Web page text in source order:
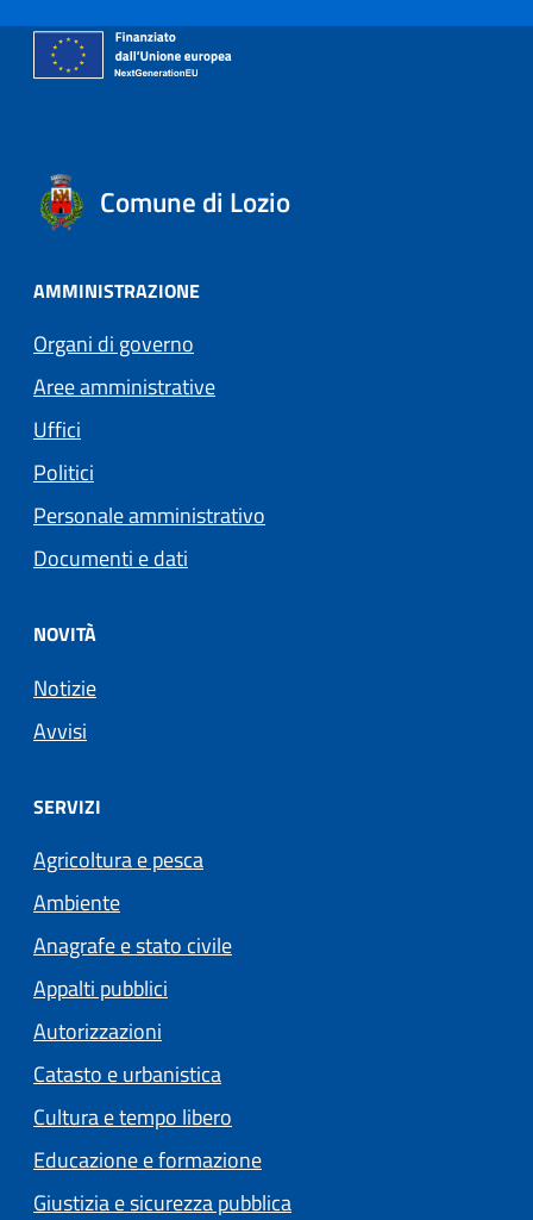
Comune di Lozio
AMMINISTRAZIONE
Organi di governo
Aree amministrative
Uffici
Politici
Personale amministrativo
Documenti e dati
NOVITÀ
Notizie
Avvisi
SERVIZI
Agricoltura e pesca
Ambiente
Anagrafe e stato civile
Appalti pubblici
Autorizzazioni
Catasto e urbanistica
Cultura e tempo libero
Educazione e formazione
Giustizia e sicurezza pubblica